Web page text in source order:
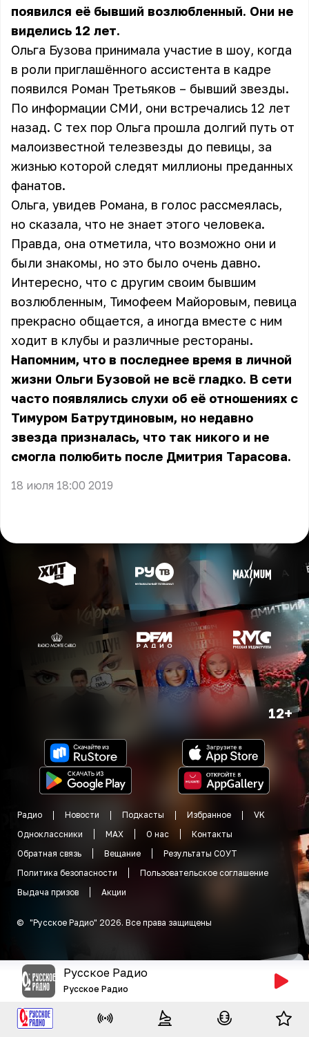
появился её бывший возлюбленный. Они не
виделись 12 лет.
Ольга Бузова принимала участие в шоу, когда
в роли приглашённого ассистента в кадре
появился Роман Третьяков – бывший звезды.
По информации СМИ, они встречались 12 лет
назад. С тех пор Ольга прошла долгий путь от
малоизвестной телезвезды до певицы, за
жизнью которой следят миллионы преданных
фанатов.
Ольга, увидев Романа, в голос рассмеялась,
но сказала, что не знает этого человека.
Правда, она отметила, что возможно они и
были знакомы, но это было очень давно.
Интересно, что с другим своим бывшим
возлюбленным, Тимофеем Майоровым, певица
прекрасно общается, а иногда вместе с ним
ходит в клубы и различные рестораны.
Напомним, что в последнее время в личной
жизни Ольги Бузовой не всё гладко. В сети
часто появлялись слухи об её отношениях с
Тимуром Батрутдиновым, но недавно
звезда призналась, что так никого и не
смогла полюбить после Дмитрия Тарасова.
18 июля 18:00 2019
12+
Радио Новости Подкасты Избранное
VK
Одноклассники
MAX О нас
Контакты
Обратная связь
Вещание
Результаты СОУТ
Политика безопасности
Пользовательское соглашение
Выдача призов
Акции
© "Русское Радио" 2026. Все права защищены
Русское Радио
Русское Радио